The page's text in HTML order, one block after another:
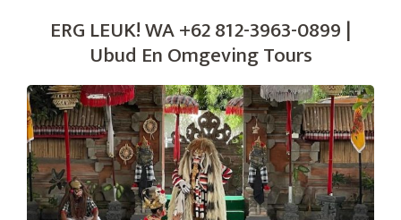
ERG LEUK! WA +62 812-3963-0899 |
Ubud En Omgeving Tours